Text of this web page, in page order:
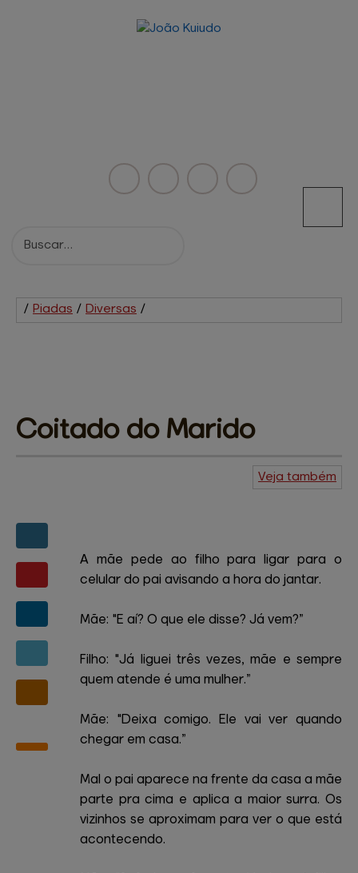
/ Piadas / Diversas /
Coitado do Marido
Veja também
A mãe pede ao filho para ligar para o
celular do pai avisando a hora do jantar.
Mãe: "E aí? O que ele disse? Já vem?”
Filho: "Já liguei três vezes, mãe e sempre
quem atende é uma mulher.”
Mãe: "Deixa comigo. Ele vai ver quando
chegar em casa.”
Mal o pai aparece na frente da casa a mãe
parte pra cima e aplica a maior surra. Os
vizinhos se aproximam para ver o que está
acontecendo.